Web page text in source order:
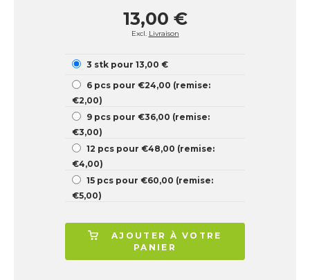
13,00 €
Excl. Livraison
3 stk pour 13,00 €
6 pcs pour €24,00 (remise:
€2,00)
9 pcs pour €36,00 (remise:
€3,00)
12 pcs pour €48,00 (remise:
€4,00)
15 pcs pour €60,00 (remise:
€5,00)
AJOUTER À VOTRE
PANIER